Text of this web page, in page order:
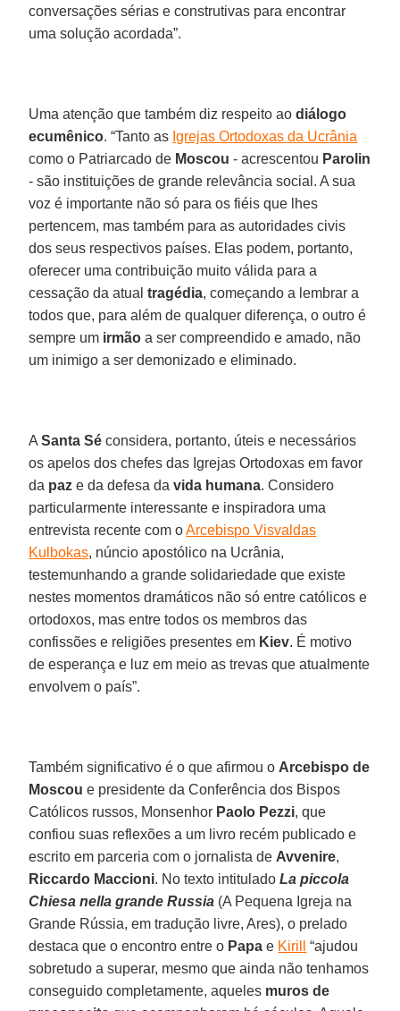
conversações sérias e construtivas para encontrar
uma solução acordada”.
Uma atenção que também diz respeito aodiálogo
ecumênico. “Tanto as Igrejas Ortodoxas da Ucrânia
como o Patriarcado de Moscou - acrescentou Parolin
- são instituições de grande relevância social. A sua
voz é importante não só para os fiéis que lhes
pertencem, mas também para as autoridades civis
dos seus respectivos países. Elas podem, portanto,
oferecer uma contribuição muito válida para a
cessação da atualtragédia, começando a lembrar a
todos que, para além de qualquer diferença, o outro é
sempre um irmão a ser compreendido e amado, não
um inimigo a ser demonizado e eliminado.
ASanta Sé considera, portanto, úteis e necessários
os apelos dos chefes das Igrejas Ortodoxas em favor
da paz e da defesa davida humana. Considero
particularmente interessante e inspiradora uma
entrevista recente com oArcebispo Visvaldas
Kulbokas, núncio apostólico na Ucrânia,
testemunhando a grande solidariedade que existe
nestes momentos dramáticos não só entre católicos e
ortodoxos, mas entre todos os membros das
confissões e religiões presentes em Kiev. É motivo
de esperança e luz em meio as trevas que atualmente
envolvem o país”.
Também significativo é o que afirmou o Arcebispo de
Moscou e presidente da Conferência dos Bispos
Católicos russos, Monsenhor Paolo Pezzi, que
confiou suas reflexões a um livro recém publicado e
escrito em parceria com o jornalista de Avvenire,
Riccardo Maccioni. No texto intituladoLa piccola
Chiesa nella grande Russia (A Pequena Igreja na
Grande Rússia, em tradução livre, Ares), o prelado
destaca que o encontro entre o Papa e Kirill
“ajudou
sobretudo a superar, mesmo que ainda não tenhamos
conseguido completamente, aqueles muros de